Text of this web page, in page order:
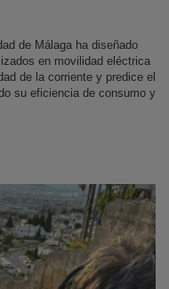
de Málaga ha diseñado
en movilidad eléctrica
de la corriente y predice el
su eficiencia de consumo y